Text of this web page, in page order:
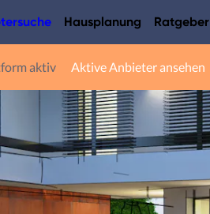
Hausplanung Ratgeber
aktiv Aktive Anbieter ansehen